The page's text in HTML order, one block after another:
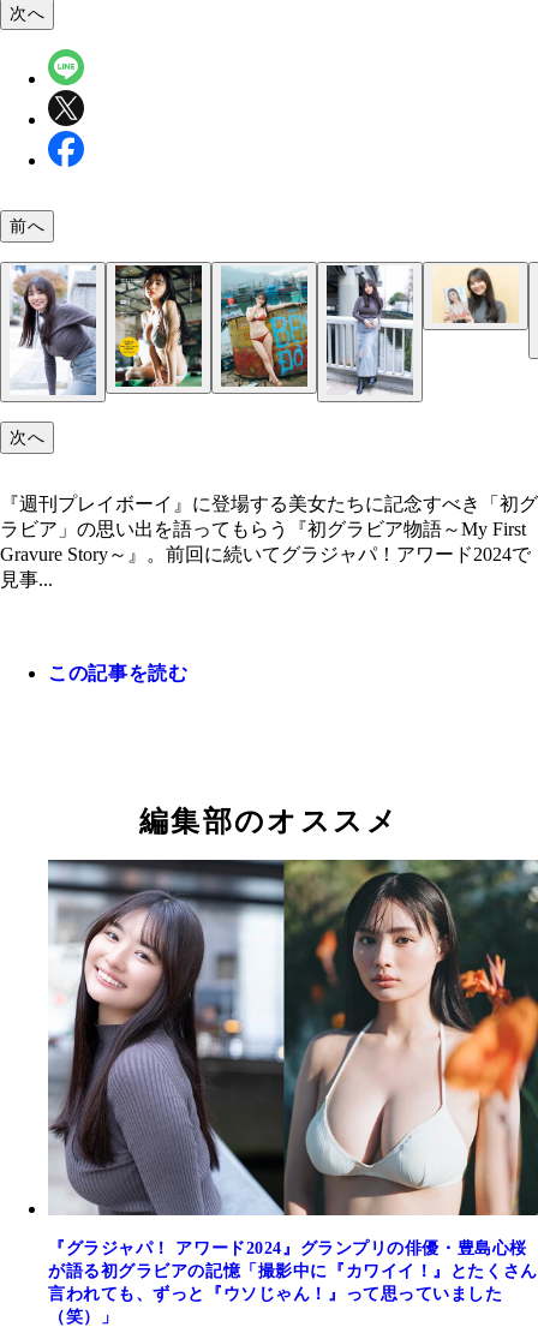
豊島心桜
豊島心桜
【+Special】2023年のラスボス 撮影／前康輔 週プ
ス！にて閲覧可 週プレの二度目の登場にして、本
次へ
前へ
次へ
『週刊プレイボーイ』に登場する美女たちに記念すべき「初グ
ラビア」の思い出を語ってもらう『初グラビア物語～My First
Gravure Story～』。前回に続いてグラジャパ！アワード2024で
見事...
この記事を読む
編集部のオススメ
『グラジャパ！ アワード2024』グランプリの俳優・豊島心桜
が語る初グラビアの記憶「撮影中に『カワイイ！』とたくさん
言われても、ずっと『ウソじゃん！』って思っていました
（笑）」